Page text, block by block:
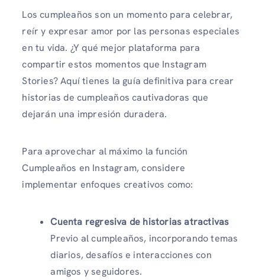
Los cumpleaños son un momento para celebrar,
reír y expresar amor por las personas especiales
en tu vida. ¿Y qué mejor plataforma para
compartir estos momentos que Instagram
Stories? Aquí tienes la guía definitiva para crear
historias de cumpleaños cautivadoras que
dejarán una impresión duradera.
Para aprovechar al máximo la función
Cumpleaños en Instagram, considere
implementar enfoques creativos como:
Cuenta regresiva de historias atractivas
Previo al cumpleaños, incorporando temas
diarios, desafíos e interacciones con
amigos y seguidores.